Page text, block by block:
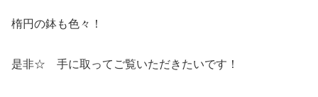
楕円の鉢も色々！
是非☆ 手に取ってご覧いただきたいです！